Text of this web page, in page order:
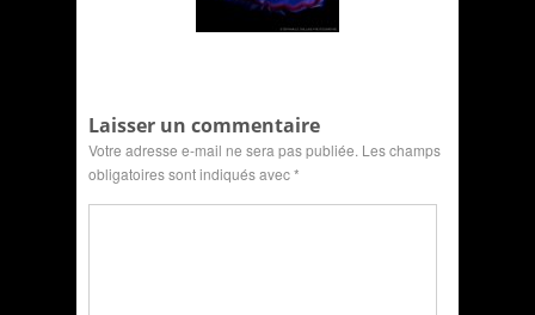
Laisser un commentaire
Votre adresse e-mail ne sera pas publiée. Les champs
obligatoires sont indiqués avec*